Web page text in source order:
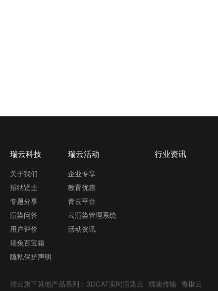
瑞云科技
关于我们
招纳贤士
专题分享
渲染问答
用户评价
瑞兔百宝箱
隐私保护声明
瑞云活动
企业专享
教育优惠
青云平台
云渲染管理系统
活动资讯
行业资讯
瑞云旗下其他产品系列： 3DCAT实时渲染云 镭速传输 青椒云